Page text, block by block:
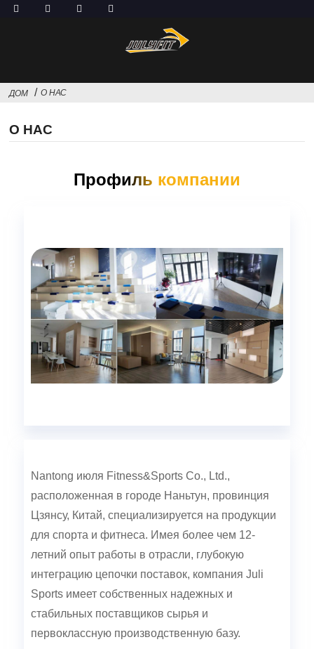
ДОМ О НАС
О НАС
Профиль компании
Nantong июля Fitness&Sports Co., Ltd.,
расположенная в городе Наньтун, провинция
Цзянсу, Китай, специализируется на продукции
для спорта и фитнеса. Имея более чем 12-
летний опыт работы в отрасли, глубокую
интеграцию цепочки поставок, компания Juli
Sports имеет собственных надежных и
стабильных поставщиков сырья и
первоклассную производственную базу.